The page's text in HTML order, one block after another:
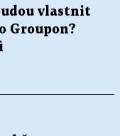
vlastnit
Groupon?